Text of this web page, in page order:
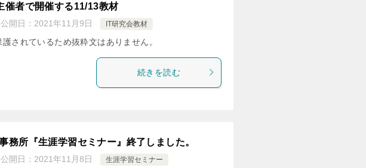
催者で開催する11/13教材
公開日： 2021年11月9日 IT研究会教材
されているため抜粋文はありません。
続きを読む
務所『生涯学習セミナー』終了しました。
公開日： 2021年11月8日 生涯学習セミナー